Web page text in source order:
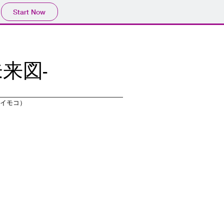
Start Now
図-
モコ ）